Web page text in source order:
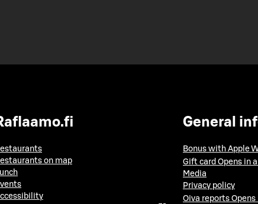
on map
General
Bonus with Apple
Gift card Opens in
Media
Privacy policy
Oiva reports Opens